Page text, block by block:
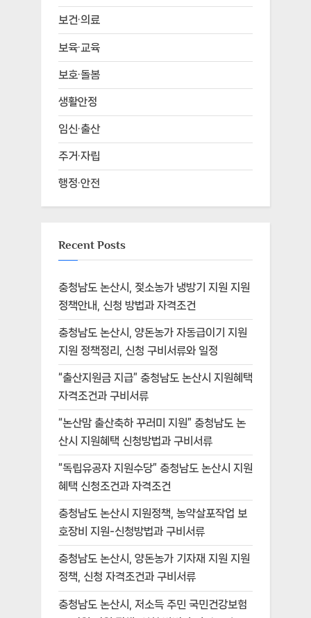
보건·의료
보육·교육
보호·돌봄
생활안정
임신·출산
주거·자립
행정·안전
Recent Posts
충청남도 논산시, 젖소농가 냉방기 지원 지원
정책안내, 신청 방법과 자격조건
충청남도 논산시, 양돈농가 자동급이기 지원
지원 정책정리, 신청 구비서류와 일정
“출산지원금 지급” 충청남도 논산시 지원혜택
자격조건과 구비서류
“논산맘 출산축하 꾸러미 지원” 충청남도 논
산시 지원혜택 신청방법과 구비서류
“독립유공자 지원수당” 충청남도 논산시 지원
혜택 신청조건과 자격조건
충청남도 논산시 지원정책, 농약살포작업 보
호장비 지원-신청방법과 구비서류
충청남도 논산시, 양돈농가 기자재 지원 지원
정책, 신청 자격조건과 구비서류
충청남도 논산시, 저소득 주민 국민건강보험